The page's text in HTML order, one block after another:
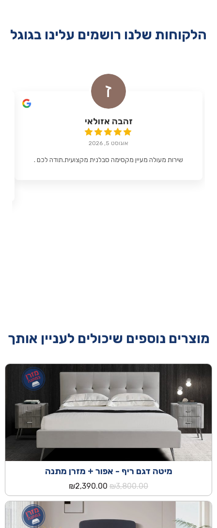
הלקוחות שלנו רושמים עלינו בגוגל
זהבה אזולאי
אוגוסט 5, 2026
שירות מעולה מעיין מקסימה סבלנית מקצועית.תודה לכם .
מוצרים נוספים שיכולים לעניין אותך
מיטה דגם ריף - אפור + מזרן מתנה
₪3,800.00
המחיר
המקורי
₪3,800.00.
₪2,390.00
הנוכחי
הוא:
₪2,390.00.